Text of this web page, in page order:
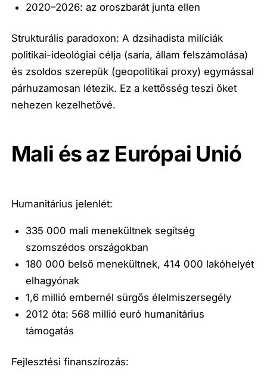
2020–2026: az oroszbarát junta ellen
Strukturális paradoxon: A dzsihadista milíciák
politikai-ideológiai célja (saría, állam felszámolása)
és zsoldos szerepük (geopolitikai proxy) egymással
párhuzamosan létezik. Ez a kettősség teszi őket
nehezen kezelhetővé.
Mali és az Európai Unió
Humanitárius jelenlét:
335 000 mali menekültnek segítség
szomszédos országokban
180 000 belső menekültnek, 414 000 lakóhelyét
elhagyónak
1,6 millió embernél sürgős élelmiszersegély
2012 óta: 568 millió euró humanitárius
támogatás
Fejlesztési finanszírozás: